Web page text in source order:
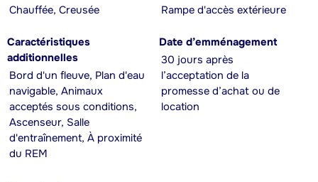
Chauffée, Creusée
Rampe d'accès extérieure
Caractéristiques
additionnelles
Bord d'un fleuve, Plan d'eau
navigable, Animaux
acceptés sous conditions,
Ascenseur, Salle
d'entraînement, À proximité
du REM
Date d’emménagement
30 jours après
l’acceptation de la
promesse d’achat ou de
location